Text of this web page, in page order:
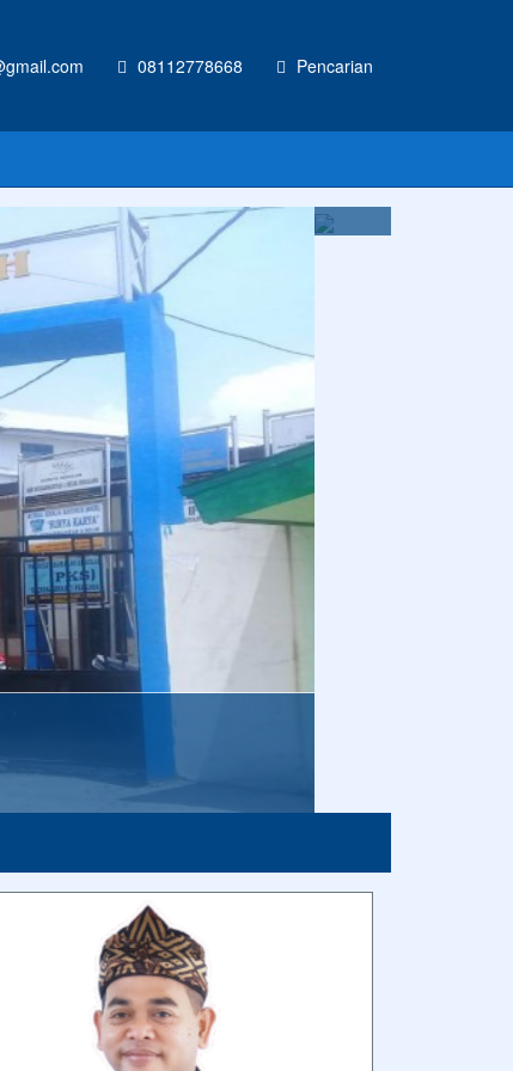
08112778668 Pencarian
hari ini.Anonim
MOCH. SHOLEH, S.PD.I., M.PD.
- Kepala Sekolah -
warahmatullahi